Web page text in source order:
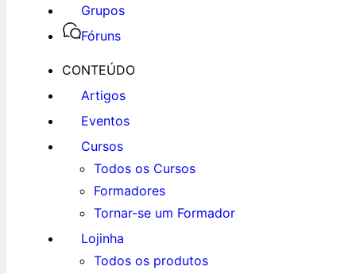
Grupos
Fóruns
CONTEÚDO
Artigos
Eventos
Cursos
Todos os Cursos
Formadores
Tornar-se um Formador
Lojinha
Todos os produtos